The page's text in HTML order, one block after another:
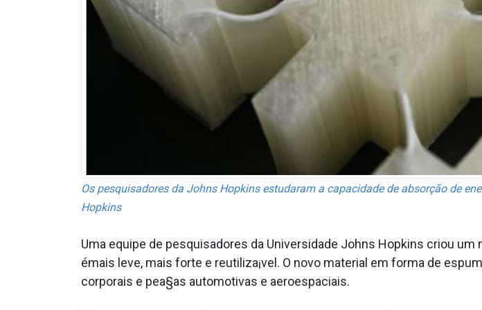
Os pesquisadores da Johns Hopkins estudaram a capacidade de absorção de
Hopkins
Uma equipe de pesquisadores da Universidade Johns Hopkins criou
émais leve, mais forte e reutiliza¡vel. O novo material em forma de
corporais e pea§as automotivas e aeroespaciais.